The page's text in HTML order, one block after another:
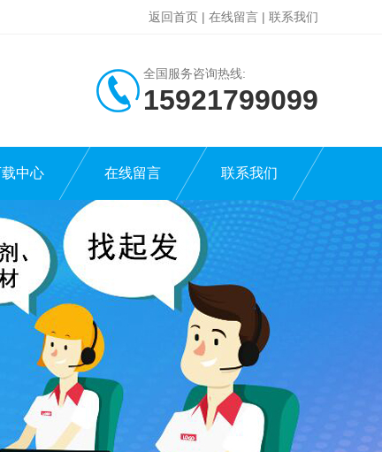
返回首页 | 在线留言 | 联系我们
全国服务咨询热线:
15921799099
中心 在线留言 联系我们